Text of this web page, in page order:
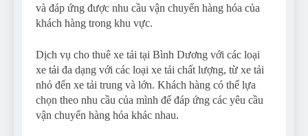
và đáp ứng được nhu cầu vận chuyển hàng hóa của
khách hàng trong khu vực.
Dịch vụ cho thuê xe tải tại Bình Dương với các loại
xe tải đa dạng với các loại xe tải chất lượng, từ xe tải
nhỏ đến xe tải trung và lớn. Khách hàng có thể lựa
chọn theo nhu cầu của mình để đáp ứng các yêu cầu
vận chuyển hàng hóa khác nhau.